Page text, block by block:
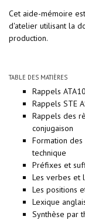
Cet aide-mémoire
d'atelier utilisant la
production.
TABLE DES MATIÈRES
Rappels
Rappels STE
Rappels des
conjugaison
Formation
technique
Préfixes et
Les verbes et
Les positions
Lexique
Synthèse par